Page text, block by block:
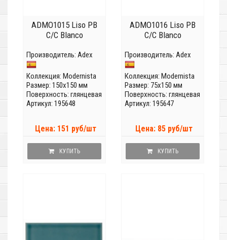
ADMO1015 Liso PB
C/C Blanco
Производитель: Adex
Коллекция: Modernista
Размер: 150x150 мм
Поверхность: глянцевая
Артикул: 195648
Цена: 151 руб/шт
КУПИТЬ
ADMO1016 Liso PB
C/C Blanco
Производитель: Adex
Коллекция: Modernista
Размер: 75x150 мм
Поверхность: глянцевая
Артикул: 195647
Цена: 85 руб/шт
КУПИТЬ